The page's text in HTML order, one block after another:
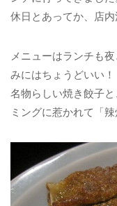
休日とあってか、店内
メニューはランチも
みにはちょうどいい！
名物らしい焼き餃子
ミングに惹かれて「